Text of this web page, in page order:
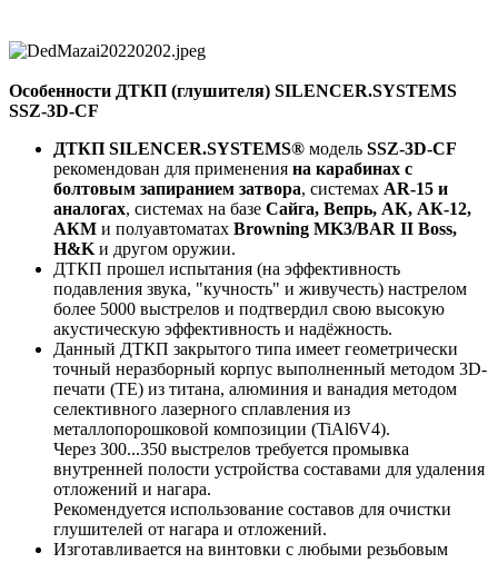
Особенности ДТКП (глушителя) SILENCER.SYSTEMS
SSZ-3D-CF
ДТКП SILENCER.SYSTEMS® модель SSZ-3D-CF
рекомендован для применения на карабинах с
болтовым запиранием затвора, системах AR-15 и
аналогах, системах на базе Сайга, Вепрь, АК, АК-12,
АКМ и полуавтоматах Browning MK3/BAR II Boss,
H&K и другом оружии.
ДТКП прошел испытания (на эффективность
подавления звука, "кучность" и живучесть) настрелом
более 5000 выстрелов и подтвердил свою высокую
акустическую эффективность и надёжность.
Данный ДТКП закрытого типа имеет геометрически
точный неразборный корпус выполненный методом 3D-
печати (TE) из титана, алюминия и ванадия методом
селективного лазерного сплавления из
металлопорошковой композиции (TiAl6V4).
Через 300...350 выстрелов требуется промывка
внутренней полости устройства составами для удаления
отложений и нагара.
Рекомендуется использование составов для очистки
глушителей от нагара и отложений.
Изготавливается на винтовки с любыми резьбовым